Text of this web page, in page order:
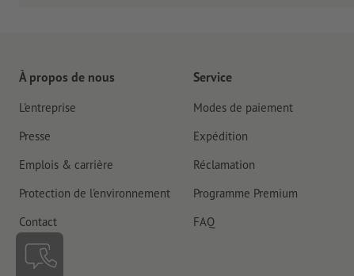
À propos de nous
L'entreprise
Presse
Emplois & carrière
Protection de l'environnement
Contact
Service
Modes de paiement
Expédition
Réclamation
Programme Premium
FAQ